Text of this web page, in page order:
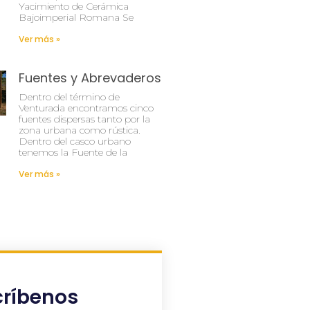
Yacimiento de Cerámica
Bajoimperial Romana Se
Ver más »
Fuentes y Abrevaderos
Dentro del término de
Venturada encontramos cinco
fuentes dispersas tanto por la
zona urbana como rústica.
Dentro del casco urbano
tenemos la Fuente de la
Ver más »